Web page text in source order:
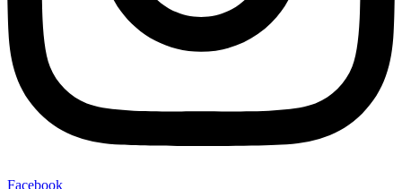
Facebook